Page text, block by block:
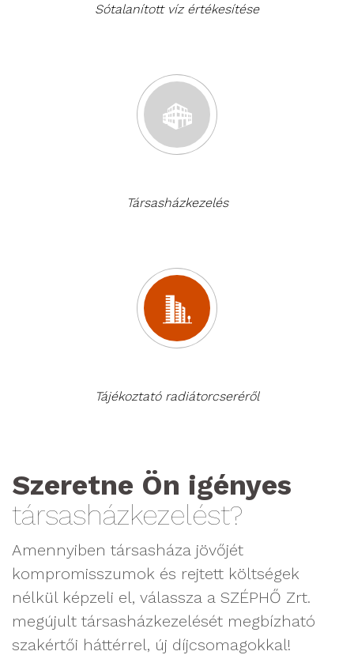
Sótalanított víz értékesítése
Társasházkezelés
Tájékoztató radiátorcseréről
Szeretne Ön igényes
társasházkezelést?
Amennyiben társasháza jövőjét
kompromisszumok és rejtett költségek
nélkül képzeli el, válassza a SZÉPHŐ Zrt.
megújult társasházkezelését megbízható
szakértői háttérrel, új díjcsomagokkal!